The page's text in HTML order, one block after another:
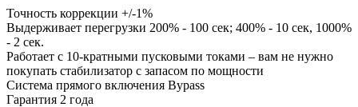
Точность коррекции +/-1%
Выдерживает перегрузки 200% - 100 сек; 400% - 10 сек, 1000%
- 2 сек.
Работает с 10-кратными пусковыми токами – вам не нужно
покупать стабилизатор с запасом по мощности
Система прямого включения Bypass
Гарантия 2 года